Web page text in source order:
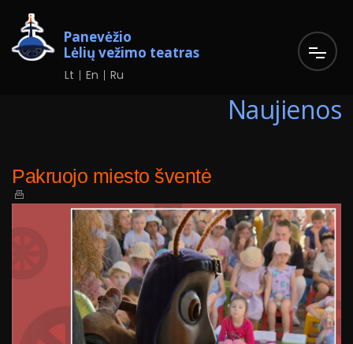
Panevėžio
Lėlių vežimo teatras
Lt En Ru
Naujienos
Pakruojo miesto šventė